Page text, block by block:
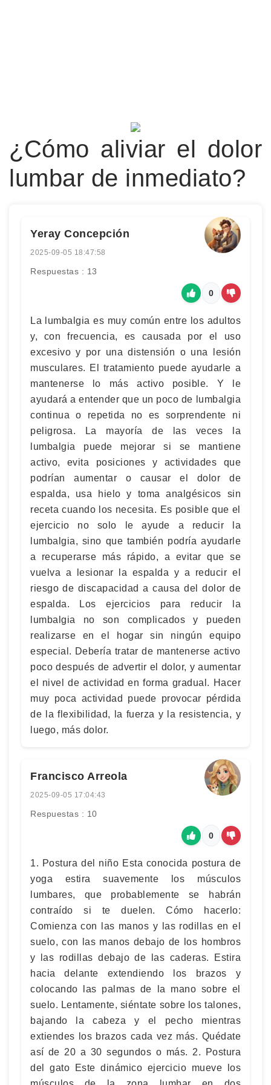
¿Cómo aliviar el dolor
lumbar de inmediato?
Yeray Concepción
2025-09-05 18:47:58
Respuestas : 13
0
La lumbalgia es muy común entre los adultos
y, con frecuencia, es causada por el uso
excesivo y por una distensión o una lesión
musculares. El tratamiento puede ayudarle a
mantenerse lo más activo posible. Y le
ayudará a entender que un poco de lumbalgia
continua o repetida no es sorprendente ni
peligrosa. La mayoría de las veces la
lumbalgia puede mejorar si se mantiene
activo, evita posiciones y actividades que
podrían aumentar o causar el dolor de
espalda, usa hielo y toma analgésicos sin
receta cuando los necesita. Es posible que el
ejercicio no solo le ayude a reducir la
lumbalgia, sino que también podría ayudarle
a recuperarse más rápido, a evitar que se
vuelva a lesionar la espalda y a reducir el
riesgo de discapacidad a causa del dolor de
espalda. Los ejercicios para reducir la
lumbalgia no son complicados y pueden
realizarse en el hogar sin ningún equipo
especial. Debería tratar de mantenerse activo
poco después de advertir el dolor, y aumentar
el nivel de actividad en forma gradual. Hacer
muy poca actividad puede provocar pérdida
de la flexibilidad, la fuerza y la resistencia, y
luego, más dolor.
Francisco Arreola
2025-09-05 17:04:43
Respuestas : 10
0
1. Postura del niño Esta conocida postura de
yoga estira suavemente los músculos
lumbares, que probablemente se habrán
contraído si te duelen. Cómo hacerlo:
Comienza con las manos y las rodillas en el
suelo, con las manos debajo de los hombros
y las rodillas debajo de las caderas. Estira
hacia delante extendiendo los brazos y
colocando las palmas de la mano sobre el
suelo. Lentamente, siéntate sobre los talones,
bajando la cabeza y el pecho mientras
extiendes los brazos cada vez más. Quédate
así de 20 a 30 segundos o más. 2. Postura
del gato Este dinámico ejercicio mueve los